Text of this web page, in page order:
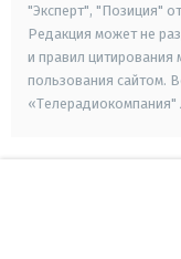
"Эксперт", "Позиция"
Редакция может не
и правил цитирования
пользования сайтом.
«Телерадиокомпания"